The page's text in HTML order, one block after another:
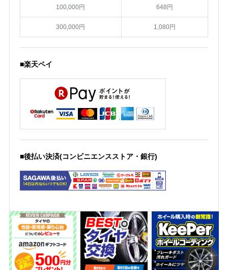
100,000円 648円
300,000円 1,080円
■楽天ペイ
■後払い決済(コンビニエンスストア・銀行)